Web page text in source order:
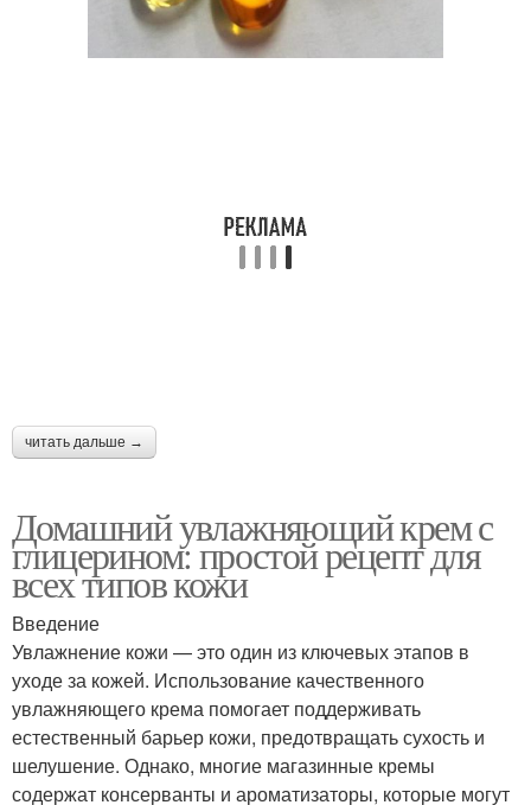
Косметика против
морщин
косметика
читать дальше →
Домашний увлажняющий крем с
глицерином: простой рецепт для
всех типов кожи
Введение
Увлажнение кожи — это один из ключевых этапов в
уходе за кожей. Использование качественного
увлажняющего крема помогает поддерживать
естественный барьер кожи, предотвращать сухость и
шелушение. Однако, многие магазинные кремы
содержат консерванты и ароматизаторы, которые могут